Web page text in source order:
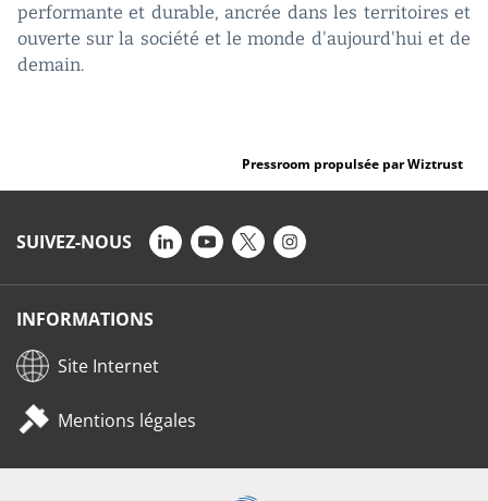
performante et durable, ancrée dans les territoires et
ouverte sur la société et le monde d'aujourd'hui et de
demain.
Pressroom propulsée par Wiztrust
SUIVEZ-NOUS
INFORMATIONS
Site Internet
Mentions légales